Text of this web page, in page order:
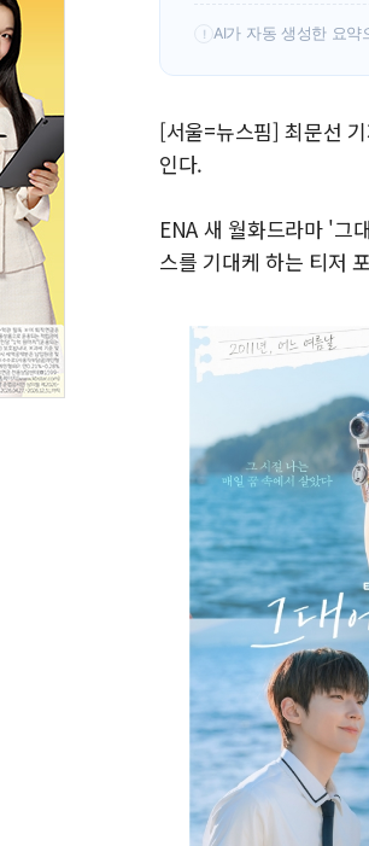
! AI가 자동 생성한 요약
[서울=뉴스핌] 최문선
인다.
ENA 새 월화드라마 '그
스를 기대케 하는 티저